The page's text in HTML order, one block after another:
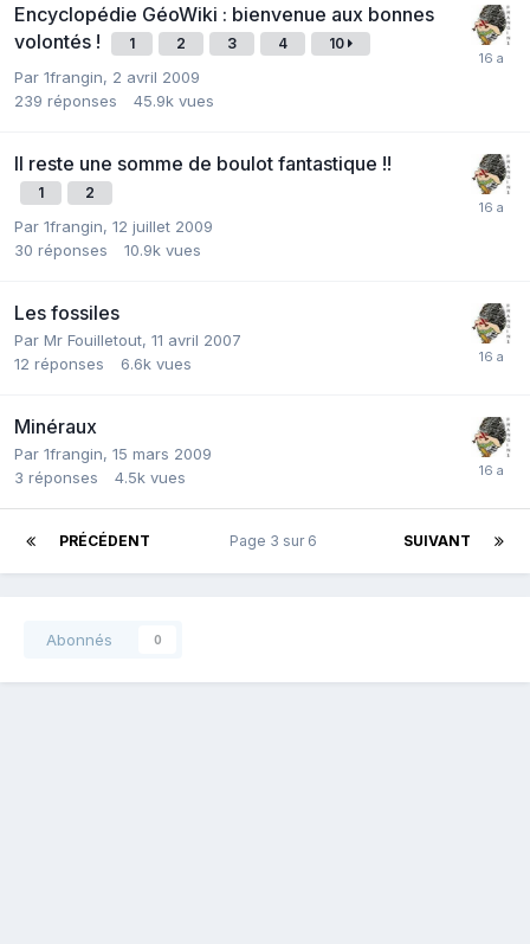
Encyclopédie GéoWiki : bienvenue aux bonnes
volontés !
1 2 3 4 10
Par 1frangin, 2 avril 2009
239 réponses 45.9k vues
Il reste une somme de boulot fantastique !!
1 2
Par 1frangin, 12 juillet 2009
30 réponses 10.9k vues
Les fossiles
Par Mr Fouilletout, 11 avril 2007
12 réponses 6.6k vues
Minéraux
Par 1frangin, 15 mars 2009
3 réponses 4.5k vues
PRÉCÉDENT SUIVANT
Page 3 sur 6
Abonnés 0